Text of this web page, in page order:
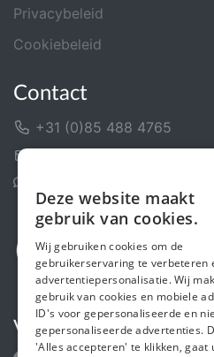
Privacybeleid
Cookiebeleid
Contact
+31 (0)85 488 4765
Volg ons
Deze website maakt
gebruik van cookies.
Wij gebruiken cookies om de
gebruikerservaring te verbeteren
advertentiepersonalisatie. Wij
gebruik van cookies en mobiele
ID's voor gepersonaliseerde en
gepersonaliseerde advertenties.
'Alles accepteren' te klikken, gaat